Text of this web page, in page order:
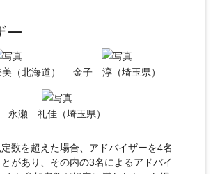
ー
（北海道） 金子 淳（埼玉県）
永瀬 礼佳（埼玉県）
数を超えた場合、アドバイザーを4名
があり、その内の3名によるアドバイ